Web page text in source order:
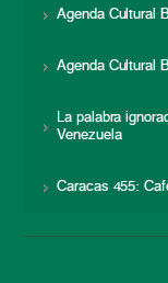
Agenda Cultural
Agenda Cultural
La palabra
Venezuela
Caracas 455: